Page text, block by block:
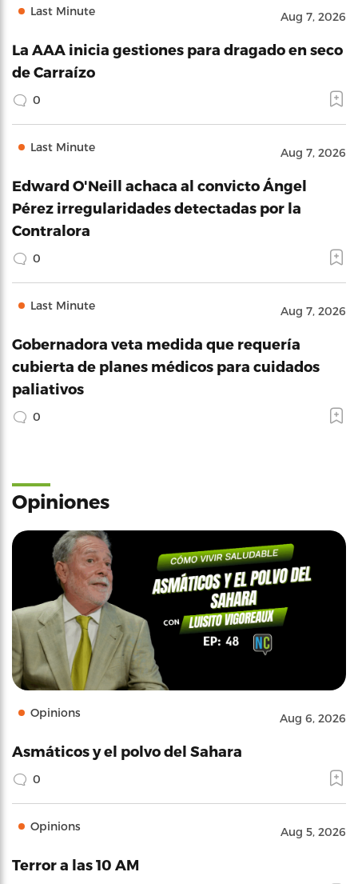
Last Minute Aug 7, 2026
La AAA inicia gestiones para dragado en seco
de Carraízo
0
Last Minute Aug 7, 2026
Edward O'Neill achaca al convicto Ángel
Pérez irregularidades detectadas por la
Contralora
0
Last Minute Aug 7, 2026
Gobernadora veta medida que requería
cubierta de planes médicos para cuidados
paliativos
0
Opiniones
Opinions Aug 6, 2026
Asmáticos y el polvo del Sahara
0
Opinions Aug 5, 2026
Terror a las 10 AM